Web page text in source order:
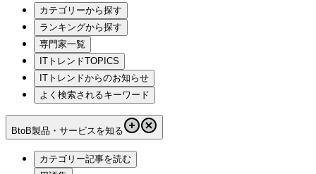
カテゴリーから探す
ランキングから探す
専門家一覧
ITトレンドTOPICS
ITトレンドからのお知らせ
よく検索されるキーワード
BtoB製品・サービスを知る
カテゴリー記事を読む